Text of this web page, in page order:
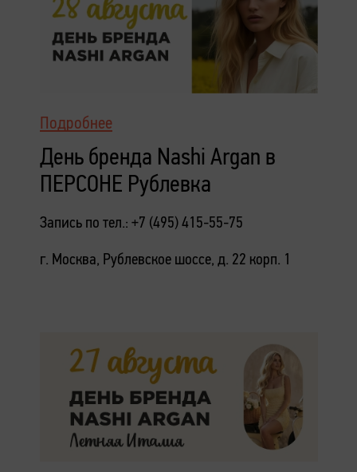
Подробнее
День бренда Nashi Argan в
ПЕРСОНЕ Рублевка
Запись по тел.: +7 (495) 415-55-75
г. Москва, Рублевское шоссе, д. 22 корп. 1